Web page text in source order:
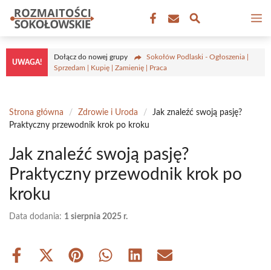
Przejdź
treści
UWAGA!
Dołącz do nowej grupy
Sokołów Podlaski - Ogłoszenia |
Sprzedam | Kupię | Zamienię | Praca
Strona główna / Zdrowie i Uroda /
Jak znaleźć swoją pasję?
Praktyczny przewodnik krok po kroku
Jak znaleźć swoją pasję?
Praktyczny przewodnik krok po
kroku
Data dodania: 1 sierpnia 2025 r.
Share
Share Share Share Share Share